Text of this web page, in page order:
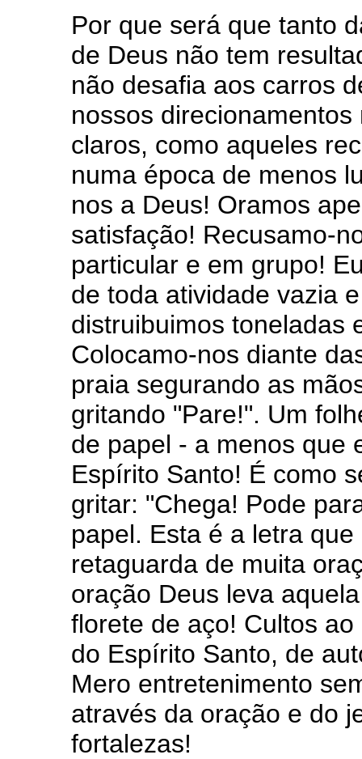
Por que será que tanto
de Deus não tem
não desafia aos carros
nossos
claros, como aqueles
numa época de menos
nos a Deus! Oramos
satisfação! Recusamo-
particular e em grupo!
de toda atividade vazia
distruibuimos toneladas
Colocamo-nos diante
praia segurando as
gritando "Pare!". Um
de papel - a menos que
Espírito Santo! É como
gritar: "Chega! Pode
papel. Esta é a letra
retaguarda de muita
oração Deus leva
florete de aço! Cultos
do Espírito Santo, de
Mero entretenimento
através da oração e do
fortalezas!